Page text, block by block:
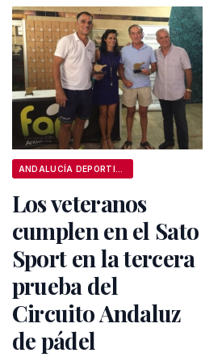
Los veteranos
cumplen en el Sato
Sport en la tercera
prueba del
Circuito Andaluz
de pádel